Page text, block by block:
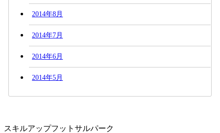
2014年8月
2014年7月
2014年6月
2014年5月
スキルアップフットサルパーク